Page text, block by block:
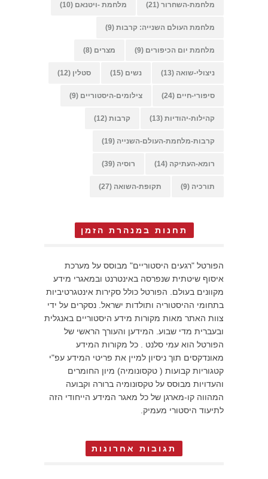
מלחמת-השחרור (21) מלחמת -ויטנאם (10)
מלחמת העולם השנייה: קרבות (9)
מלחמת יום הכיפורים (9) מצרים (8)
ניצולי-שואה (13) נשים (15) סטלין (12)
סיפורי-חיים (24) צילומים-היסטוריים (9)
קהילות-יהודיות (13) קרבות (12)
קרבות-מלחמת-העולם-השנייה (19)
רומא-העתיקה (14) רוסיה (39)
תורכיה (9) תקופת-השואה (27)
תחנות במנהרת הזמן
הפורטל "רגעים היסטוריים" מבוסס על מערכת
איסוף שיטתית שנפרסה באינטרנט ובמאגרי מידע
מקוונים בעולם. הפורטל כולל סקירות אינטגרטיביות
בתחומי ההיסטוריה ותולדות ישראל. נסקרים על ידי
צוות האתר מאות מקורות מידע היסטוריים באנגלית
ובעברית מדי שבוע. המידען והעורך הראשי של
הפורטל הוא עמי סלנט . כל מקורות המידע
מאונדקסים תוך ניסיון למיין את פריטי המידע עפ"י
קטגוריות קבועות ( טקסונומיה) מיון החומרים
והעדויות מבוסס על טקסונומיה ברורה וקבועה
המהווה קו-מארגן של כל מאגר המידע הייחודי הזה
לתיעוד היסטורי מעמיק.
תגובות אחרונות